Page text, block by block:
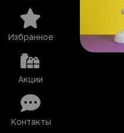
Избранное
Акции
Контакты